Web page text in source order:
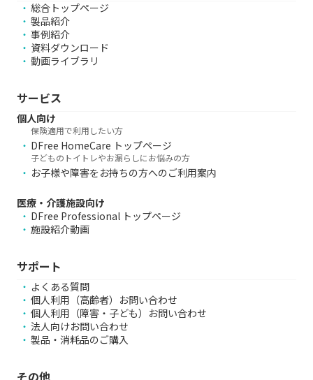
総合トップページ
製品紹介
事例紹介
資料ダウンロード
動画ライブラリ
サービス
個人向け
保険適用で利用したい方
DFree HomeCare トップページ
子どものトイトレやお漏らしにお悩みの方
お子様や障害をお持ちの方へのご利用案内
医療・介護施設向け
DFree Professional トップページ
施設紹介動画
サポート
よくある質問
個人利用（高齢者）お問い合わせ
個人利用（障害・子ども）お問い合わせ
法人向けお問い合わせ
製品・消耗品のご購入
その他